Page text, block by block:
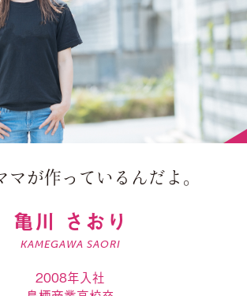
マが作っているんだよ。
亀川 さおり
KAMEGAWA SAORI
2008年入社